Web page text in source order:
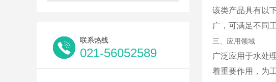
联系热线
021-56052589
该类产品具有以
广，可满足不同
三、应用领域
广泛应用于水处
着重要作用，为